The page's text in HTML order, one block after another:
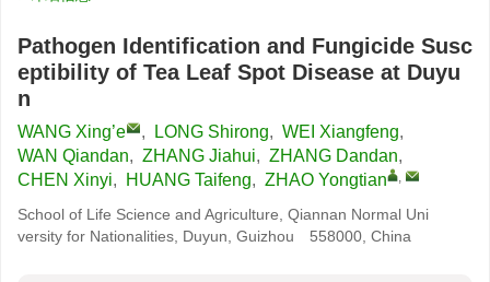
Pathogen Identification and Fungicide Susc
eptibility of Tea Leaf Spot Disease at Duyu
n
WANG Xing’e , LONG Shirong, WEI Xiangfeng,
WAN Qiandan, ZHANG Jiahui, ZHANG Dandan,
CHEN Xinyi, HUANG Taifeng, ZHAO Yongtian ,
School of Life Science and Agriculture, Qiannan Normal Uni
versity for Nationalities, Duyun, Guizhou 558000, China